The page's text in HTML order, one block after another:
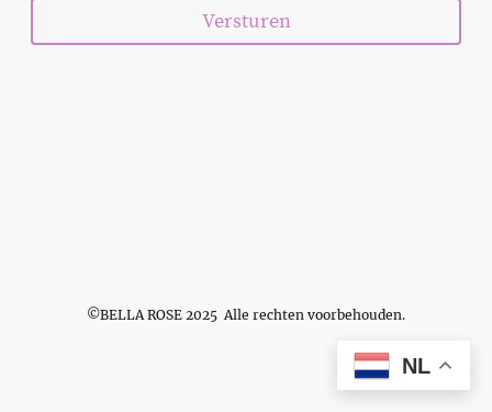
Versturen
©BELLA ROSE 2025 Alle rechten voorbehouden.
NL